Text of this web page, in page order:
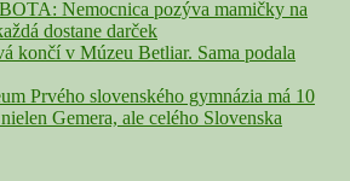
Nemocnica pozýva mamičky na
dostane darček
končí v Múzeu Betliar. Sama podala
Prvého slovenského gymnázia má 10
Gemera, ale celého Slovenska